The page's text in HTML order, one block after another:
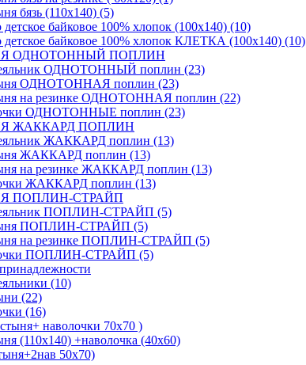
бязь (110х140) (5)
байковое 100% хлопок (100х140) (10)
детское байковое 100% хлопок КЛЕТКА (100х140) (10)
ОДНОТОННЫЙ ПОПЛИН
ОДНОТОННЫЙ поплин (23)
ОДНОТОННАЯ поплин (23)
на резинке ОДНОТОННАЯ поплин (22)
ОДНОТОННЫЕ поплин (23)
ЖАККАРД ПОПЛИН
ЖАККАРД поплин (13)
ЖАККАРД поплин (13)
на резинке ЖАККАРД поплин (13)
ЖАККАРД поплин (13)
ПОПЛИН-СТРАЙП
ПОПЛИН-СТРАЙП (5)
ПОПЛИН-СТРАЙП (5)
на резинке ПОПЛИН-СТРАЙП (5)
ПОПЛИН-СТРАЙП (5)
(10)
(22)
(16)
наволочки 70х70 )
(110х140) +наволочка (40х60)
50х70)